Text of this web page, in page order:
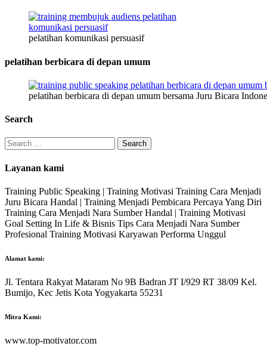
pelatihan komunikasi persuasif
pelatihan berbicara di depan umum
pelatihan berbicara di depan umum bersama Juru Bicara
Search
Search
for:
Layanan kami
Training Public Speaking | Training Motivasi Training Cara Menjadi
Juru Bicara Handal | Training Menjadi Pembicara Percaya Yang Diri
Training Cara Menjadi Nara Sumber Handal | Training Motivasi
Goal Setting In Life & Bisnis Tips Cara Menjadi Nara Sumber
Profesional Training Motivasi Karyawan Performa Unggul
Alamat kami:
Jl. Tentara Rakyat Mataram No 9B Badran JT I/929 RT 38/09 Kel.
Bumijo, Kec Jetis Kota Yogyakarta 55231
Mitra Kami:
www.top-motivator.com